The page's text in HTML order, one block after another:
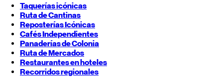
Taquerías icónicas
Ruta de Cantinas
Reposterías Icónicas
Cafés Independientes
Panaderías de Colonia
Ruta de Mercados
Restaurantes en hoteles
Recorridos regionales